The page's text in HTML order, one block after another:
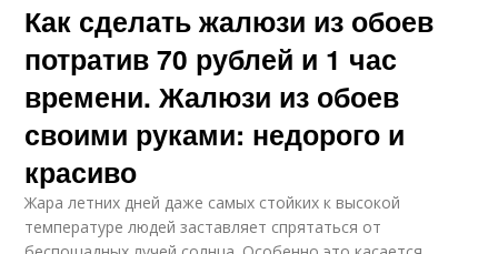
Как сделать жалюзи из обоев
потратив 70 рублей и 1 час
времени. Жалюзи из обоев
своими руками: недорого и
красиво
Жара летних дней даже самых стойких к высокой
температуре людей заставляет спрятаться от